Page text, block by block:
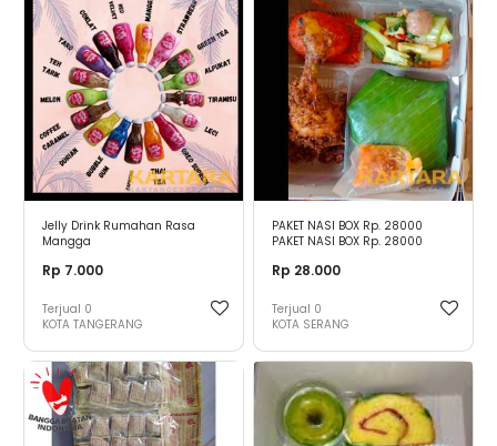
Jelly Drink Rumahan Rasa
Mangga
Rp 7.000
Terjual 0
KOTA TANGERANG
PAKET NASI BOX Rp. 28000
PAKET NASI BOX Rp. 28000
Rp 28.000
Terjual 0
KOTA SERANG